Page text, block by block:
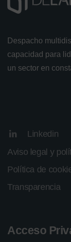
Despacho
capacidad para
un sector en
Linkedin
Aviso legal y
Política de
Transparencia
Acceso